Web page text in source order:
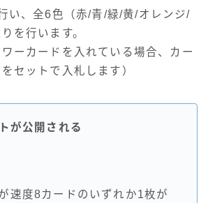
い、全6色（赤/青/緑/黄/オレンジ/
を行います。
ワーカードを入れている場合、カー
セットで入札します）
が公開される
速度8カードのいずれか1枚が